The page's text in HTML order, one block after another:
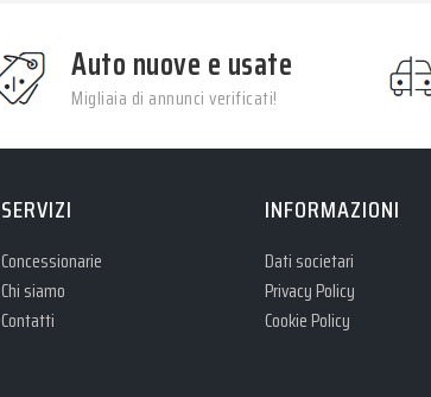
Auto nuove e usate
Migliaia di annunci verificati!
SERVIZI
Concessionarie
Chi siamo
Contatti
INFORMAZIONI
Dati societari
Privacy Policy
Cookie Policy